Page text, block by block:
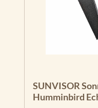
SUNVISOR
Humminbird